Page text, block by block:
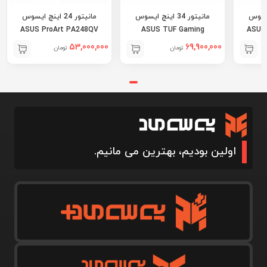
ایسوس
مانیتور 34 اینچ ایسوس
ASUS TUF Gaming
VG34VQ3B69,900,000 تومان
مانیتور 24 اینچ ایسوس
ASUS ProArt PA248QV
53,000,000 تومان
اولین بودیم، بهترین می مانیم.